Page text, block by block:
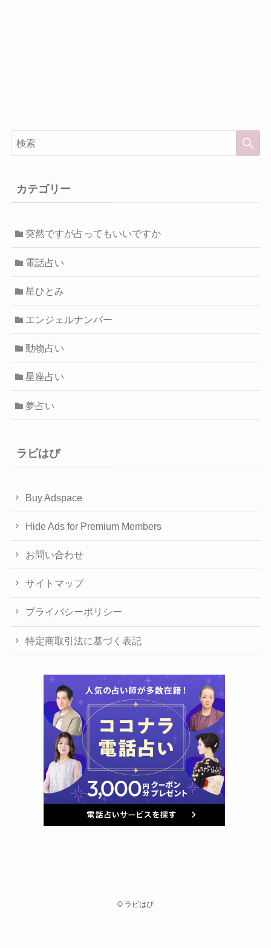
カテゴリー
突然ですが占ってもいいですか
電話占い
星ひとみ
エンジェルナンバー
動物占い
星座占い
夢占い
ラビはぴ
Buy Adspace
Hide Ads for Premium Members
お問い合わせ
サイトマップ
プライバシーポリシー
特定商取引法に基づく表記
© ラビはぴ